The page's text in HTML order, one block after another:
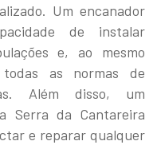
Um encanador
de instalar
e, ao mesmo
as normas de
Além disso, um
Serra da Cantareira
e reparar qualquer